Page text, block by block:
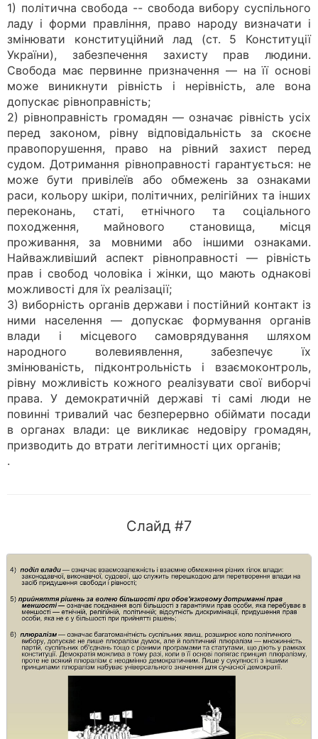
1) політична свобода -- свобода вибору суспільного
ладу і форми правління, право народу визначати і
змінювати конституційний лад (ст. 5 Конституції
України), забезпечення захисту прав людини.
Свобода має первинне призначення — на її основі
може виникнути рівність і нерівність, але вона
допускає рівноправність;
2) рівноправність громадян — означає рівність усіх
перед законом, рівну відповідальність за скоєне
правопорушення, право на рівний захист перед
судом. Дотримання рівноправності гарантується: не
може бути привілеїв або обмежень за ознаками
раси, кольору шкіри, політичних, релігійних та інших
переконань, статі, етнічного та соціального
походження, майнового становища, місця
проживання, за мовними або іншими ознаками.
Найважливіший аспект рівноправності — рівність
прав і свобод чоловіка і жінки, що мають однакові
можливості для їх реалізації;
3) виборність органів держави і постійний контакт із
ними населення — допускає формування органів
влади і місцевого самоврядування шляхом
народного волевиявлення, забезпечує їх
змінюваність, підконтрольність і взаємоконтроль,
рівну можливість кожного реалізувати свої виборчі
права. У демократичній державі ті самі люди не
повинні тривалий час безперервно обіймати посади
в органах влади: це викликає недовіру громадян,
призводить до втрати легітимності цих органів;
.
Слайд #7